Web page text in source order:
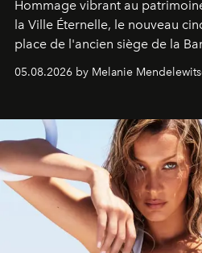
Hommage vibrant au
la Ville Éternelle, le nouveau
place de l'ancien siège de la
de vivre Romain dans toute
05.08.2026 by Melanie